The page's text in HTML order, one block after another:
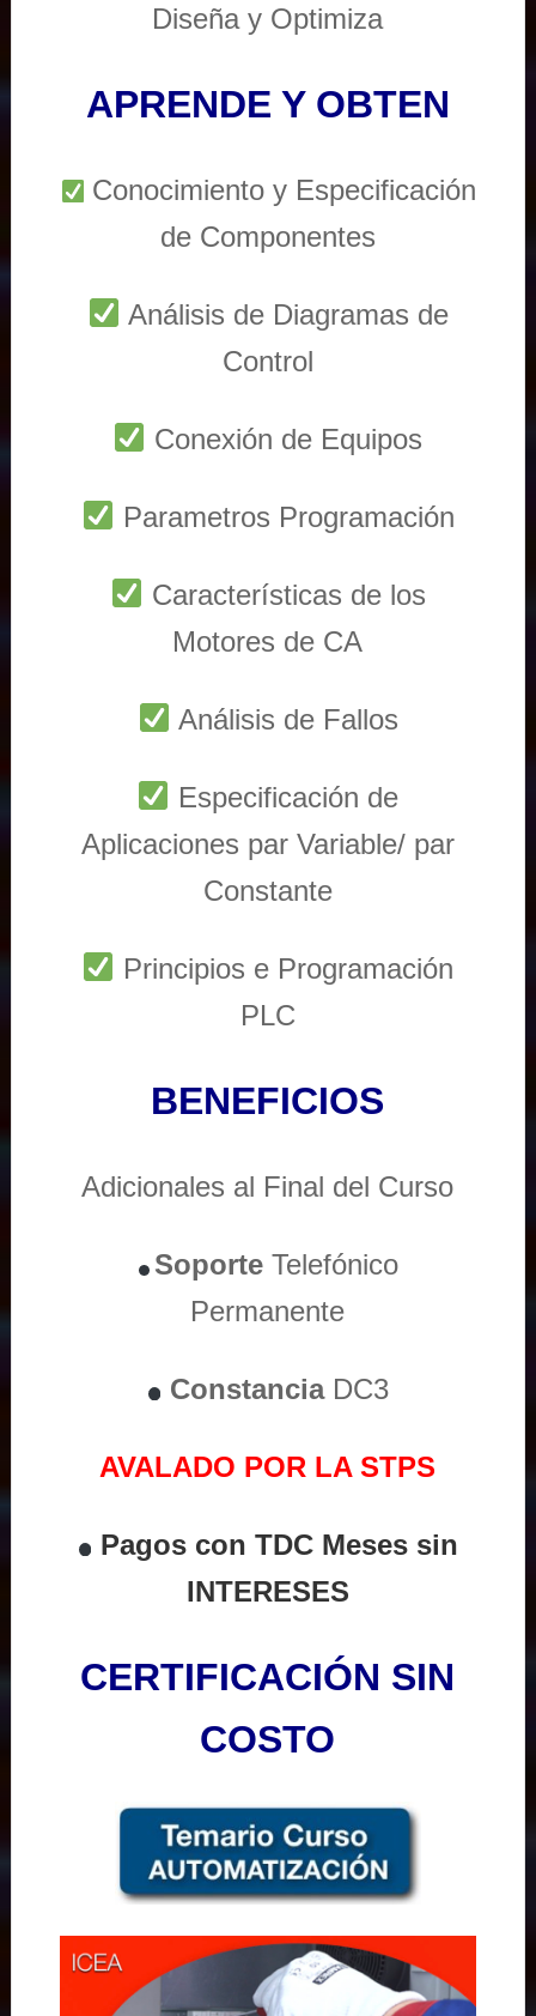
Diseña y Optimiza
APRENDE Y OBTEN
Conocimiento y Especificación
de Componentes
Análisis de Diagramas de
Control
Conexión de Equipos
Parametros Programación
Características de los
Motores de CA
Análisis de Fallos
Especificación de
Aplicaciones par Variable/ par
Constante
Principios e Programación
PLC
BENEFICIOS
Adicionales al Final del Curso
Soporte Telefónico
Permanente
ConstanciaDC3
AVALADO POR LA STPS
Pagos con TDC Meses sin
INTERESES
CERTIFICACIÓN SIN
COSTO